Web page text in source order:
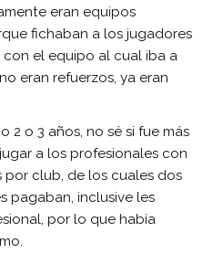
eran equipos
fichaban a los jugadores
el equipo al cual iba a
eran refuerzos, ya eran
2 o 3 años, no sé si fue más
a los profesionales con
por club, de los cuales dos
pagaban, inclusive les
por lo que había